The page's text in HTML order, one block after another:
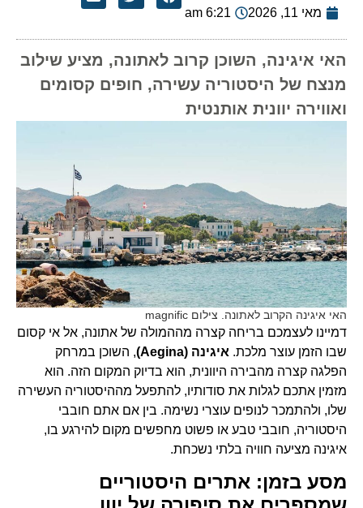
מאי 11, 2026
6:21 am
האי איגינה, השוכן קרוב לאתונה, מציע שילוב
מנצח של היסטוריה עשירה, חופים קסומים
ואווירה יוונית אותנטית
האי איגינה הקרוב לאתונה. צילום magnific
דמיינו לעצמכם בריחה קצרה מההמולה של אתונה, אל אי קסום
שבו הזמן עוצר מלכת.איגינה (Aegina)
, השוכן במרחק
הפלגה קצרה מהבירה היוונית, הוא בדיוק המקום הזה. הוא
מזמין אתכם לגלות את סודותיו, להתפעל מההיסטוריה העשירה
שלו, ולהתמכר לנופים עוצרי נשימה. בין אם אתם חובבי
היסטוריה, חובבי טבע או פשוט מחפשים מקום להירגע בו,
איגינה מציעה חוויה בלתי נשכחת.
מסע בזמן: אתרים היסטוריים